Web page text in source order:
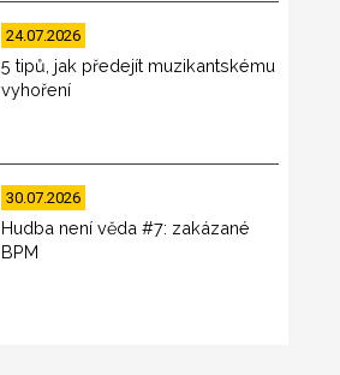
24.07.2026
5 tipů, jak předejít muzikantskému
vyhoření
30.07.2026
Hudba není věda #7: zakázané
BPM